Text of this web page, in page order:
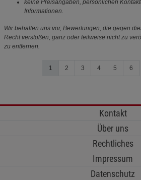
keine Preisangaben, persönlichen
Informationen.
Wir behalten uns vor, Bewertungen, die gegen
Recht verstoßen, ganz oder teilweise nicht zu
zu entfernen.
1 2 3 4 5 6
Kontakt
Über uns
Rechtliches
Impressum
Datenschutz